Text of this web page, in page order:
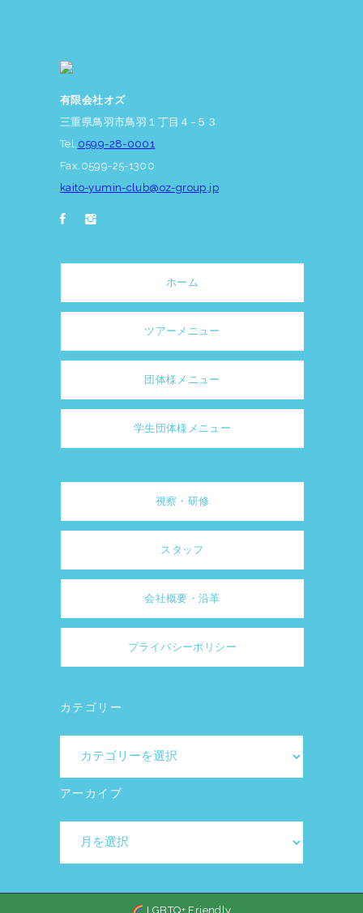
有限会社オズ
三重県鳥羽市鳥羽１丁目４−５３
Tel. 0599-28-0001
Fax.0599-25-1300
kaito-yumin-club@oz-group.jp
ホーム
ツアーメニュー
団体様メニュー
学生団体様メニュー
視察・研修
スタッフ
会社概要・沿革
プライバシーポリシー
カテゴリー
アーカイブ
イ
LGBTQ+ Friendly